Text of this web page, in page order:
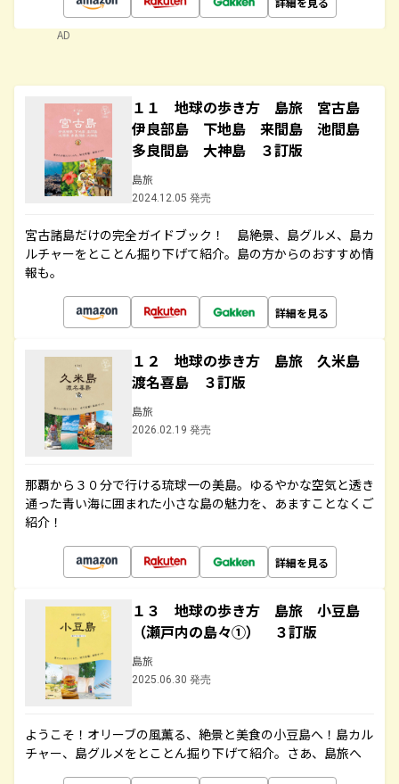
AD
１１ 地球の歩き方 島旅 宮古島
伊良部島 下地島 来間島 池間島
多良間島 大神島 ３訂版
島旅
2024.12.05 発売
宮古諸島だけの完全ガイドブック！ 島絶景、島グルメ、島カ
ルチャーをとことん掘り下げて紹介。島の方からのおすすめ情
報も。
詳細を見る
１２ 地球の歩き方 島旅 久米島
渡名喜島 ３訂版
島旅
2026.02.19 発売
那覇から３０分で行ける琉球一の美島。ゆるやかな空気と透き
通った青い海に囲まれた小さな島の魅力を、あますことなくご
紹介！
詳細を見る
１３ 地球の歩き方 島旅 小豆島
（瀬戸内の島々①） ３訂版
島旅
2025.06.30 発売
ようこそ！オリーブの風薫る、絶景と美食の小豆島へ！島カル
チャー、島グルメをとことん掘り下げて紹介。さあ、島旅へ